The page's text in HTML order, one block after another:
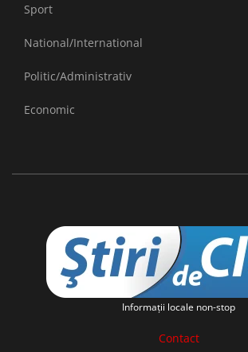
Sport
National/International
Politic/Administrativ
Economic
Informaţii locale non-stop
Contact